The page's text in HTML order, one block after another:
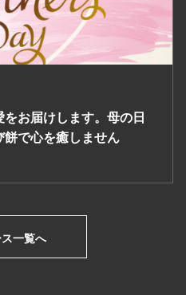
をお届けします。母の日
で心を癒しません
一覧へ